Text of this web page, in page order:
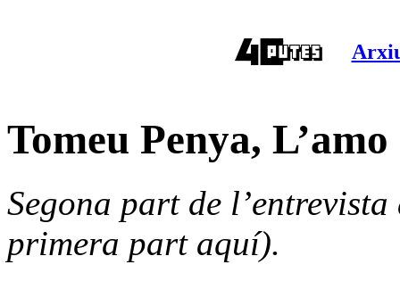
Tomeu Penya,
Segona part de
primera part aquí).